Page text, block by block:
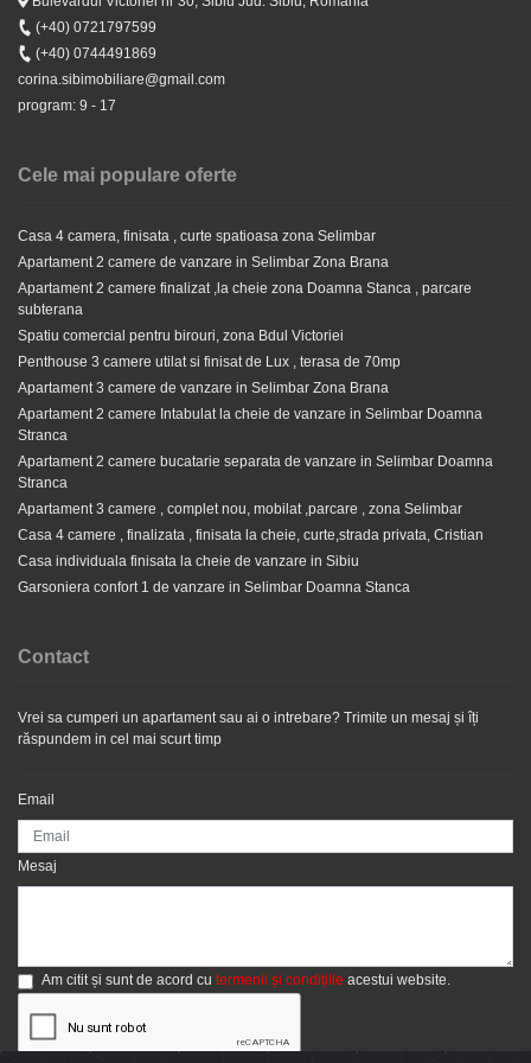
Apartament 2 camere bucatarie separata de vanzare in
Selimbar Doamna Stranca
65.500 EUR
Apartament 2 camere tip studio de vanzare in Selimbar
Doamna Stanca
75.500 EUR
Apartament 2 camere , spatios, decomandat , terasa , zona
Ind Vest
67.500 EUR
Stiri
Goana dupa apartamente noi finalizate si intabulate in
(+40) 0721797599
(+40) 0744491869
corina.sibimobiliare@gmail.com
program: 9 - 17
Cele mai populare oferte
Casa 4 camera, finisata , curte spatioasa zona Selimbar
Apartament 2 camere de vanzare in Selimbar Zona Brana
Apartament 2 camere finalizat ,la cheie zona Doamna Stanca , parcare
subterana
Spatiu comercial pentru birouri, zona Bdul Victoriei
Penthouse 3 camere utilat si finisat de Lux , terasa de 70mp
Apartament 3 camere de vanzare in Selimbar Zona Brana
Apartament 2 camere Intabulat la cheie de vanzare in Selimbar Doamna
Stranca
Apartament 2 camere bucatarie separata de vanzare in Selimbar Doamna
Stranca
Apartament 3 camere , complet nou, mobilat ,parcare , zona Selimbar
Casa 4 camere , finalizata , finisata la cheie, curte,strada privata, Cristian
Casa individuala finisata la cheie de vanzare in Sibiu
Garsoniera confort 1 de vanzare in Selimbar Doamna Stanca
Contact
Vrei sa cumperi un apartament sau ai o intrebare? Trimite un mesaj și îți
răspundem in cel mai scurt timp
Email
Mesaj
Am citit și sunt de acord cu termenii și condițiile acestui website.